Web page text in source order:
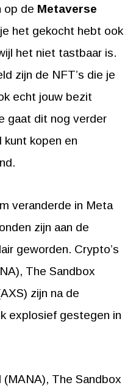
op de Metaverse
het gekocht hebt ook
het niet tastbaar is.
zijn de NFT’s die je
echt jouw bezit
gaat dit nog verder
kopen en
veranderde in Meta
zijn aan de
geworden. Crypto’s
The Sandbox
zijn na de
explosief gestegen in
The Sandbox